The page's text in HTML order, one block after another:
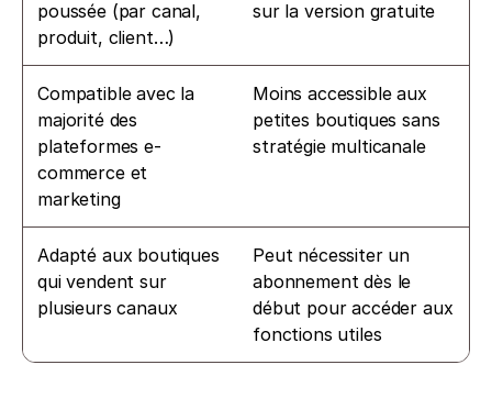
poussée (par canal,
produit, client…)
sur la version gratuite
Compatible avec la
majorité des
plateformes e-
commerce et
marketing
Moins accessible aux
petites boutiques sans
stratégie multicanale
Adapté aux boutiques
qui vendent sur
plusieurs canaux
Peut nécessiter un
abonnement dès le
début pour accéder aux
fonctions utiles